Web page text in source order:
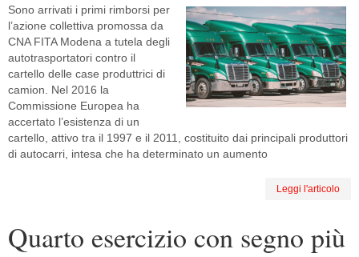
Sono arrivati i primi rimborsi per
l’azione collettiva promossa da
CNA FITA Modena a tutela degli
autotrasportatori contro il
cartello delle case produttrici di
camion. Nel 2016 la
Commissione Europea ha
accertato l’esistenza di un
cartello, attivo tra il 1997 e il 2011, costituito dai principali produttori
di autocarri, intesa che ha determinato un aumento
Leggi l'articolo
Quarto esercizio con segno più